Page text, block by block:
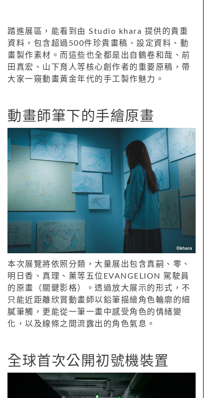
踏進展區，能看到由 Studio khara 提供的貴重
資料，包含超過500件珍貴畫稿、設定資料、動
畫製作素材。而這些也全都是出自鶴卷和哉、前
田真宏、山下育人等核心創作者的重要原稿，帶
大家一窺動畫黃金年代的手工製作魅力。
動畫師筆下的手繪原畫
本次展覽將依照分類，大量展出包含真嗣、零、
明日香、真理、薰等五位EVANGELION 駕駛員
的原畫（關鍵影格）。透過放大展示的形式，不
只能近距離欣賞動畫師以鉛筆描繪角色輪廓的細
膩筆觸，更能從一筆一畫中感受角色的情緒變
化，以及線條之間流露出的角色氣息。
全球首次公開初號機裝置